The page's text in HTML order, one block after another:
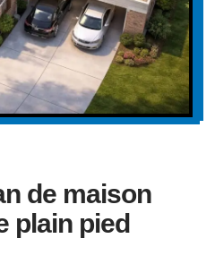
de maison
plain pied